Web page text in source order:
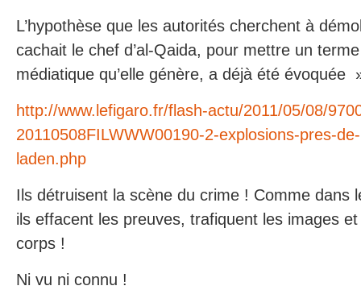
L’hypothèse que les autorités cherchent à
cachait le chef d’al-Qaida, pour mettre un terme
médiatique qu’elle génère, a déjà été évoquée
http://www.lefigaro.fr/flash-actu/2011/05/08/
20110508FILWWW00190-2-explosions-pres-
laden.php
Ils détruisent la scène du crime ! Comme dans
ils effacent les preuves, trafiquent les images
corps !
Ni vu ni connu !